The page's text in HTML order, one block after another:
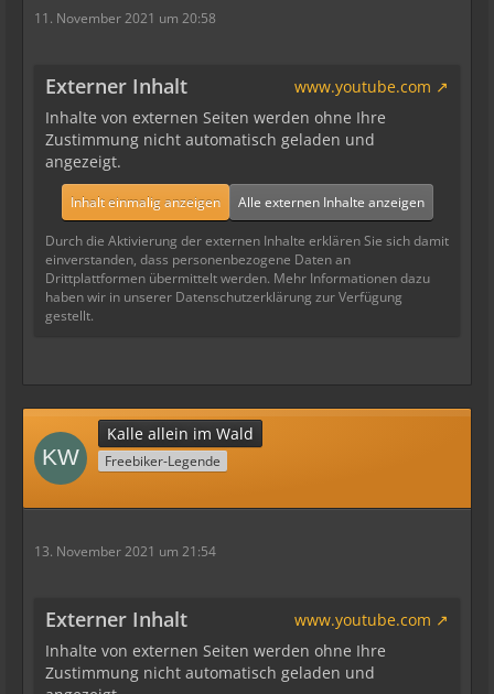
11. November 2021 um 20:58
Externer Inhalt
www.youtube.com
Inhalte von externen Seiten werden ohne Ihre
Zustimmung nicht automatisch geladen und
angezeigt.
Inhalt einmalig anzeigen Alle externen Inhalte anzeigen
Durch die Aktivierung der externen Inhalte erklären Sie sich damit
einverstanden, dass personenbezogene Daten an
Drittplattformen übermittelt werden. Mehr Informationen dazu
haben wir in unserer Datenschutzerklärung zur Verfügung
gestellt.
Kalle allein im Wald
Freebiker-Legende
13. November 2021 um 21:54
Externer Inhalt
www.youtube.com
Inhalte von externen Seiten werden ohne Ihre
Zustimmung nicht automatisch geladen und